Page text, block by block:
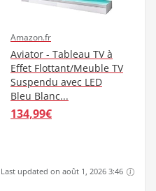
Amazon.fr
Aviator - Tableau TV à
Effet Flottant/Meuble TV
Suspendu avec LED
Bleu Blanc...
134,99€
Last updated on août 1, 2026 3:46